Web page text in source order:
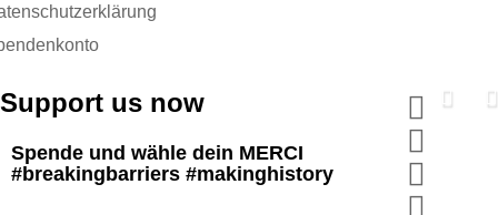
Support us now
Spende und wähle dein MERCI
#breakingbarriers #makinghistory